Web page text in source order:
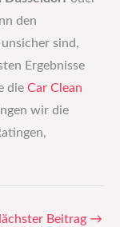
den
sind,
Ergebnisse
die Car Clean
wir die
Beitrag →